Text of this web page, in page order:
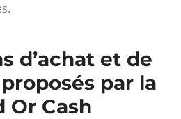
d’achat et de
par la
Or Cash